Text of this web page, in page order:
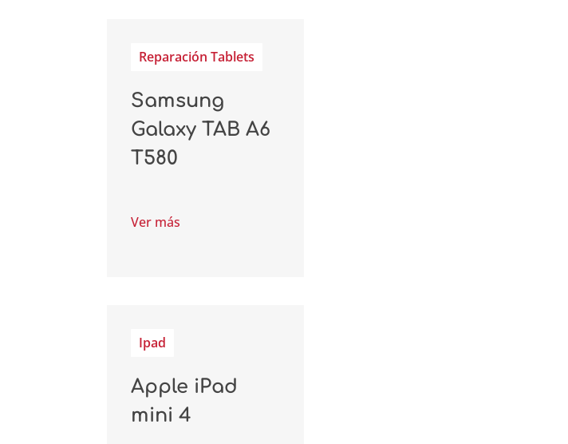
Reparación Tablets
Samsung
Galaxy TAB A6
T580
Ver más
Ipad
Apple iPad
mini 4